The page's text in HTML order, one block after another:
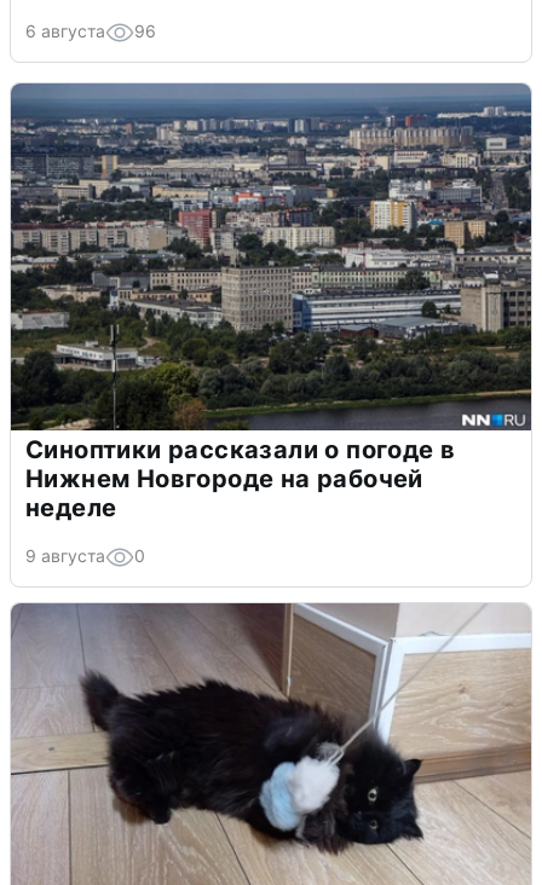
6 августа 96
Синоптики рассказали о погоде в
Нижнем Новгороде на рабочей
неделе
9 августа 0